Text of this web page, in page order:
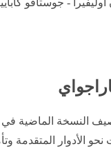
- جوستافو
النسخة الماضية في
نحو الأدوار